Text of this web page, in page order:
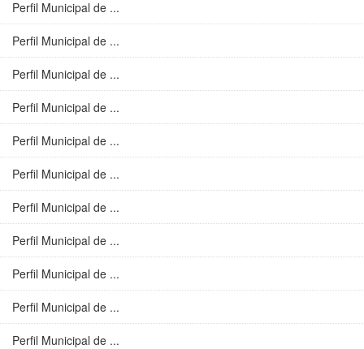
Perfil Municipal de ...
Perfil Municipal de ...
Perfil Municipal de ...
Perfil Municipal de ...
Perfil Municipal de ...
Perfil Municipal de ...
Perfil Municipal de ...
Perfil Municipal de ...
Perfil Municipal de ...
Perfil Municipal de ...
Perfil Municipal de ...